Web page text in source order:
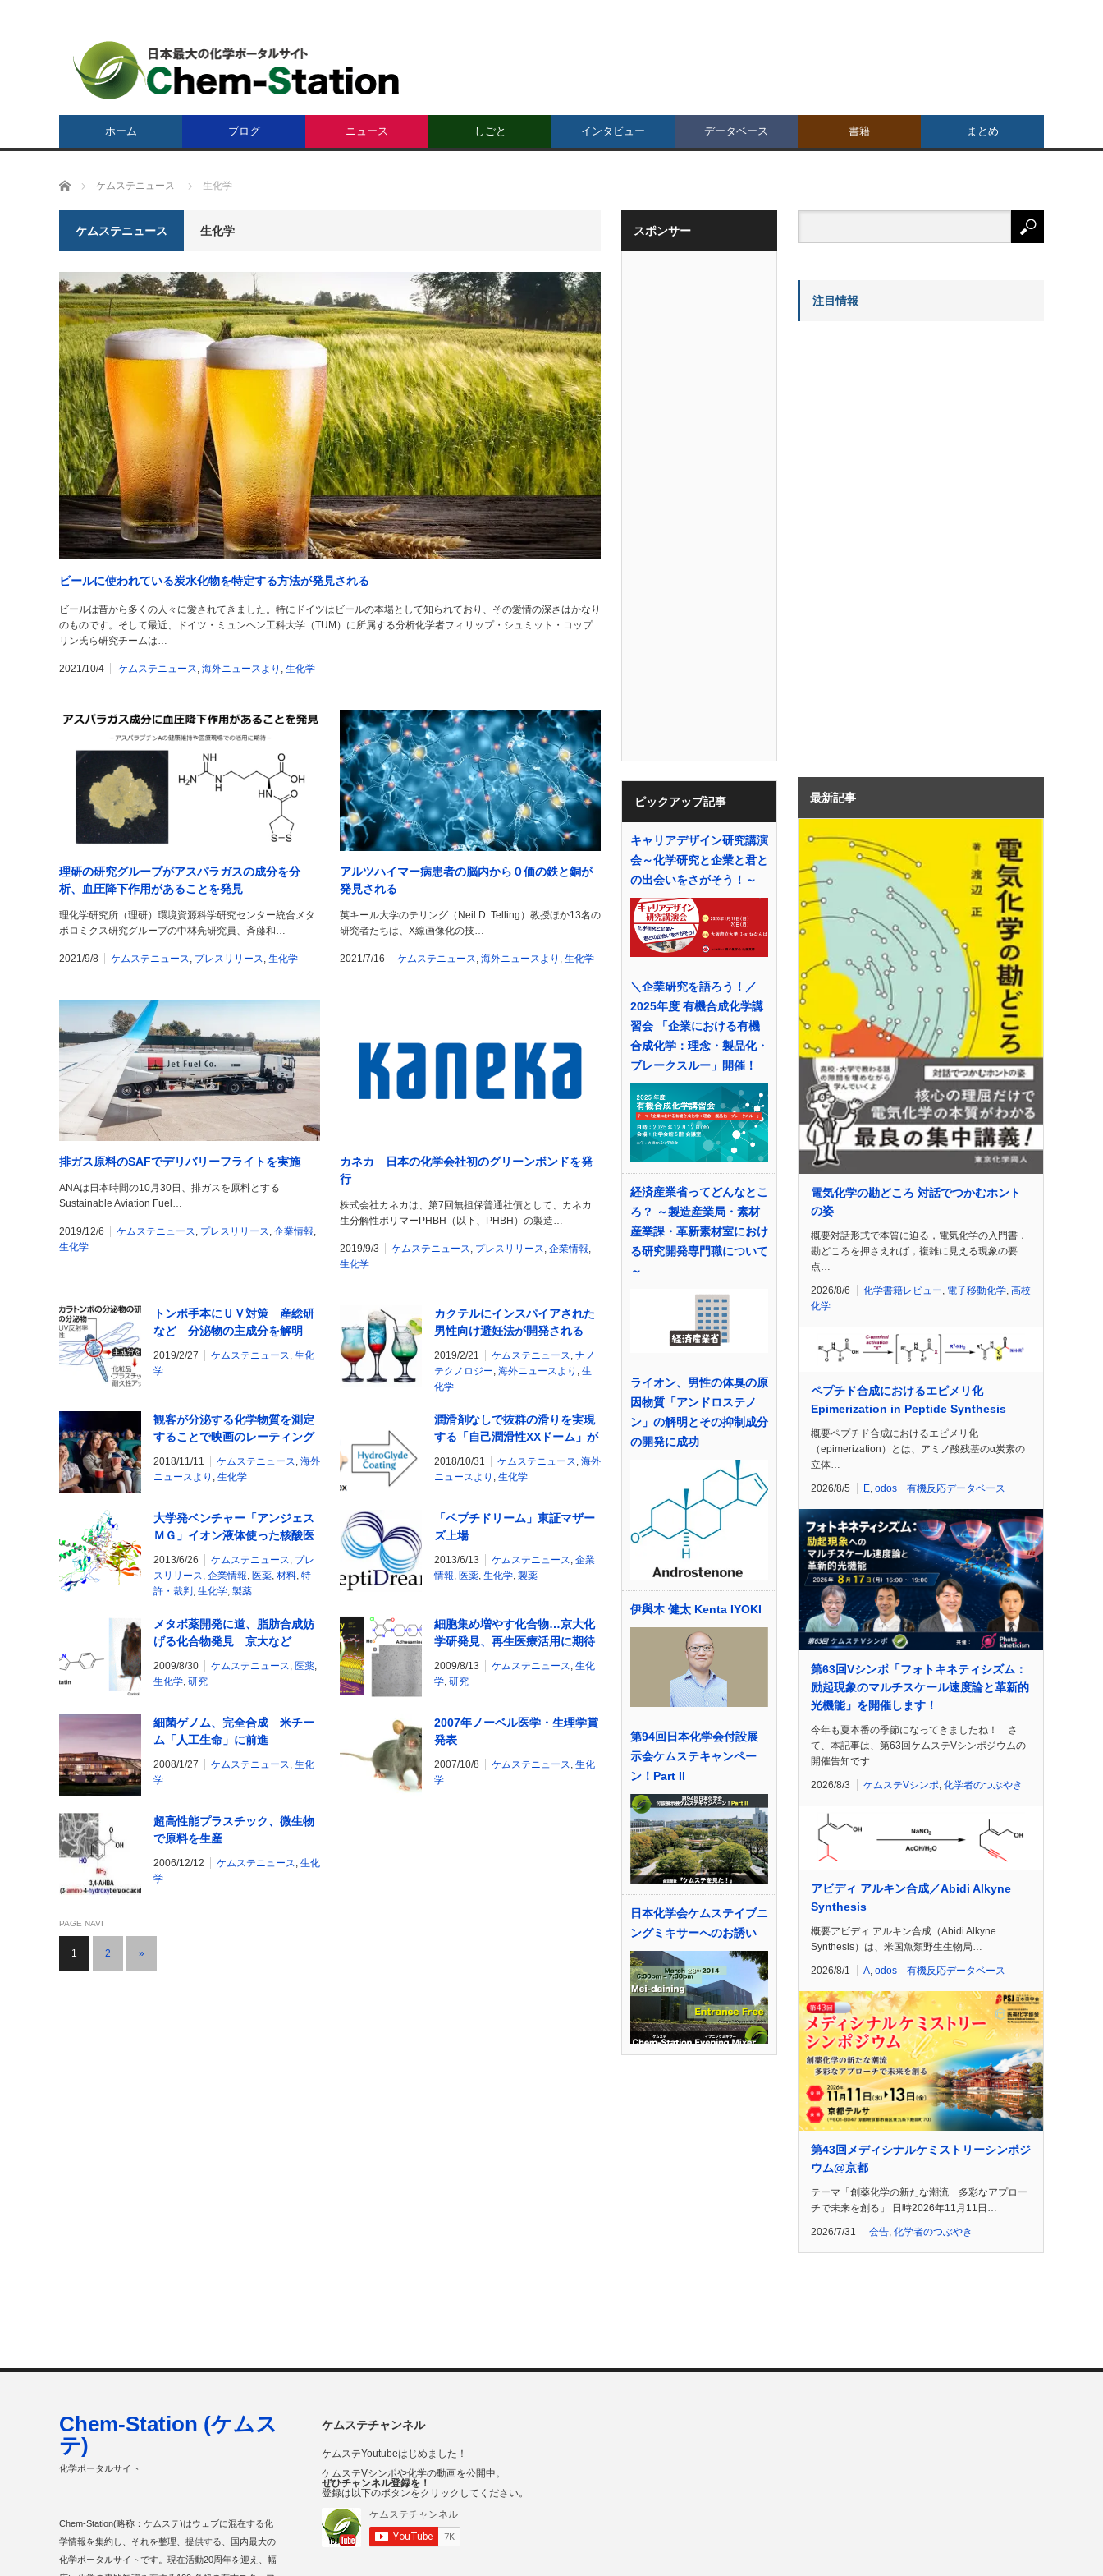
ホーム ブログ ニュース しごと インタビュー データベース 書籍 まとめ
ホーム ケムステニュース 生化学
ケムステニュース 生化学
ビールに使われている炭水化物を特定する方法が発見される
ビールは昔から多くの人々に愛されてきました。特にドイツはビールの本場として知られており、その愛情の深さはかなり
のものです。そして最近、ドイツ・ミュンヘン工科大学（TUM）に所属する分析化学者フィリップ・シュミット・コップ
リン氏ら研究チームは…
2021/10/4 ケムステニュース, 海外ニュースより , 生化学
理研の研究グループがアスパラガスの成分を分
析、血圧降下作用があることを発見
理化学研究所（理研）環境資源科学研究センター統合メタ
ボロミクス研究グループの中林亮研究員、斉藤和…
2021/9/8 ケムステニュース, プレスリリース, 生化学
アルツハイマー病患者の脳内から０価の鉄と銅が
発見される
英キール大学のテリング（Neil D. Telling）教授ほか13名の
研究者たちは、X線画像化の技…
2021/7/16 ケムステニュース, 海外ニュースより , 生化学
排ガス原料のSAFでデリバリーフライトを実施
ANAは日本時間の10月30日、排ガスを原料とする
Sustainable Aviation Fuel…
2019/12/6 ケムステニュース, プレスリリース, 企業情報,
生化学
カネカ 日本の化学会社初のグリーンボンドを発
行
株式会社カネカは、第7回無担保普通社債として、カネカ
生分解性ポリマーPHBH（以下、PHBH）の製造…
2019/9/3 ケムステニュース, プレスリリース, 企業情報,
生化学
トンボ手本にＵＶ対策 産総研
など 分泌物の主成分を解明
2019/2/27 ケムステニュース, 生化
学
カクテルにインスパイアされた
男性向け避妊法が開発される
2019/2/21 ケムステニュース, ナノ
テクノロジー, 海外ニュースより , 生
化学
観客が分泌する化学物質を測定
することで映画のレーティング
が可能になるかもしれない
2018/11/11 ケムステニュース, 海外
ニュースより , 生化学
潤滑剤なしで抜群の滑りを実現
する「自己潤滑性XXドーム」が
開発されている
2018/10/31 ケムステニュース, 海外
ニュースより , 生化学
大学発ベンチャー「アンジェス
ＭＧ」イオン液体使った核酸医
薬臨床試験開始
2013/6/26 ケムステニュース, プレ
スリリース, 企業情報, 医薬, 材料, 特
許・裁判 , 生化学, 製薬
「ペプチドリーム」東証マザー
ズ上場
2013/6/13 ケムステニュース, 企業
情報, 医薬, 生化学, 製薬
メタボ薬開発に道、脂肪合成妨
げる化合物発見 京大など
2009/8/30 ケムステニュース, 医薬,
生化学, 研究
細胞集め増やす化合物…京大化
学研発見、再生医療活用に期待
2009/8/13 ケムステニュース, 生化
学, 研究
細菌ゲノム、完全合成 米チー
ム「人工生命」に前進
2008/1/27 ケムステニュース, 生化
学
2007年ノーベル医学・生理学賞
発表
2007/10/8 ケムステニュース, 生化
学
超高性能プラスチック、微生物
で原料を生産
2006/12/12 ケムステニュース, 生化
学
PAGE NAVI
1 2 »
スポンサー
ピックアップ記事
キャリアデザイン研究講演
会～化学研究と企業と君と
の出会いをさがそう！～
＼企業研究を語ろう！／
2025年度 有機合成化学講
習会 「企業における有機
合成化学：理念・製品化・
ブレークスルー」開催！
経済産業省ってどんなとこ
ろ？ ～製造産業局・素材
産業課・革新素材室におけ
る研究開発専門職について
～
ライオン、男性の体臭の原
因物質「アンドロステノ
ン」の解明とその抑制成分
の開発に成功
伊與木 健太 Kenta IYOKI
第94回日本化学会付設展
示会ケムステキャンペー
ン！Part II
日本化学会ケムステイブニ
ングミキサーへのお誘い
注目情報
最新記事
電気化学の勘どころ 対話でつかむホント
の姿
概要対話形式で本質に迫る，電気化学の入門書．
勘どころを押さえれば，複雑に見える現象の要
点…
2026/8/6 化学書籍レビュー, 電子移動化学, 高校
化学
ペプチド合成におけるエピメリ化
Epimerization in Peptide Synthesis
概要ペプチド合成におけるエピメリ化
（epimerization）とは、アミノ酸残基のα炭素の
立体…
2026/8/5 E, odos 有機反応データベース
第63回Vシンポ「フォトキネティシズム：
励起現象のマルチスケール速度論と革新的
光機能」を開催します！
今年も夏本番の季節になってきましたね！ さ
て、本記事は、第63回ケムステVシンポジウムの
開催告知です…
2026/8/3 ケムステVシンポ 化学者のつぶやき
アビディ アルキン合成／Abidi Alkyne
Synthesis
概要アビディ アルキン合成（Abidi Alkyne
Synthesis）は、米国魚類野生生物局…
2026/8/1 A odos 有機反応データベース
第43回メディシナルケミストリーシンポジ
ウム@京都
テーマ「創薬化学の新たな潮流 多彩なアプロー
チで未来を創る」 日時2026年11月11日…
2026/7/31 会告, 化学者のつぶやき
ケムステチャンネル
ケムステYoutubeはじめました！
ケムステVシンポや化学の動画を公開中。
ぜひチャンネル登録を！
登録は以下のボタンをクリックしてください。
Chem-Station (ケムス
テ)
化学ポータルサイト
Chem-Station(略称：ケムステ)はウェブに混在する化
学情報を集約し、それを整理、提供する、国内最大の
化学ポータルサイトです。現在活動20周年を迎え、幅